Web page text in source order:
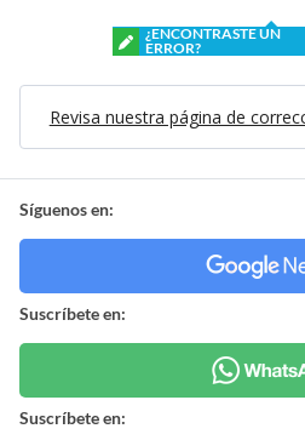
¿ENCONTRASTE UN
ERROR?
Revisa nuestra página de
Síguenos en:
Suscríbete en:
Suscríbete en: